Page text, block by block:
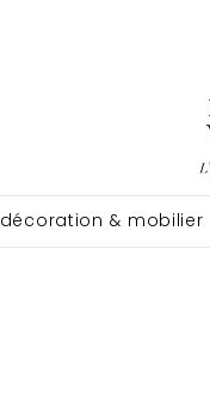
décoration & mobilier